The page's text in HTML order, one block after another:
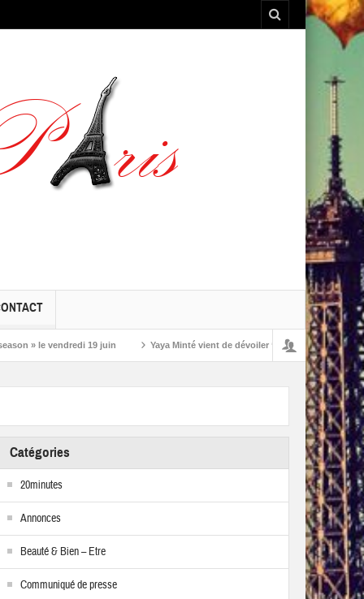
le vendredi 19 juin Yaya Minté vient de dévoiler ‘So’, son premier album
Catégories
20minutes
Annonces
Beauté & Bien – Etre
Communiqué de presse